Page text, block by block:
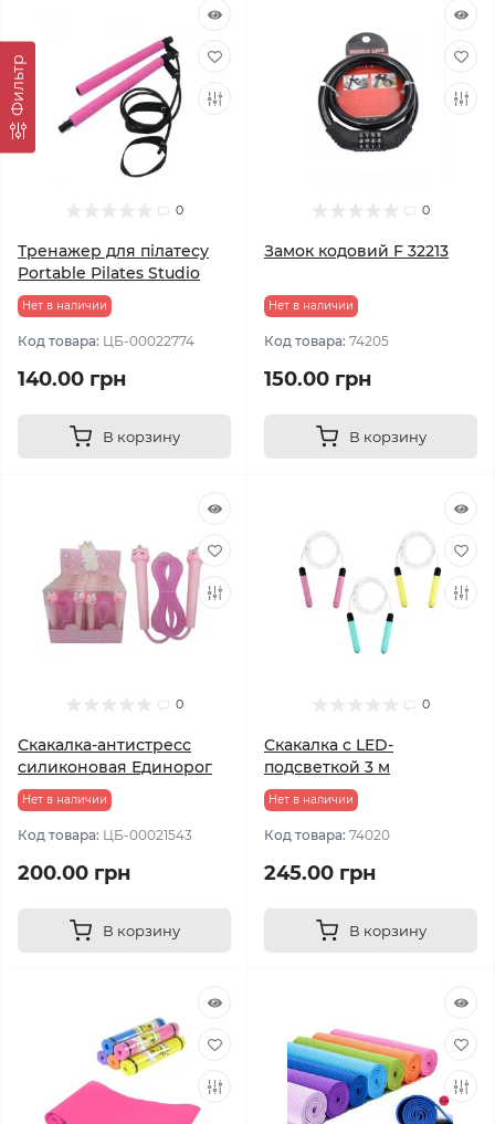
Фильтр
0
Тренажер для пілатесу
Portable Pilates Studio
Нет в наличии
Код товара: ЦБ-00022774
140.00 грн
В корзину
0
Замок кодовий F 32213
Нет в наличии
Код товара: 74205
150.00 грн
В корзину
0
Скакалка-антистресс
силиконовая Единорог
Нет в наличии
Код товара: ЦБ-00021543
200.00 грн
В корзину
0
Скакалка с LED-
подсветкой 3 м
Нет в наличии
Код товара: 74020
245.00 грн
В корзину